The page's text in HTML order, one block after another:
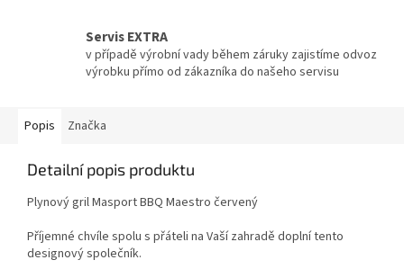
Servis EXTRA
v případě výrobní vady během záruky zajistíme odvoz
výrobku přímo od zákazníka do našeho servisu
Popis Značka
Detailní popis produktu
Plynový gril Masport BBQ Maestro červený
Příjemné chvíle spolu s přáteli na Vaší zahradě doplní tento
designový společník.